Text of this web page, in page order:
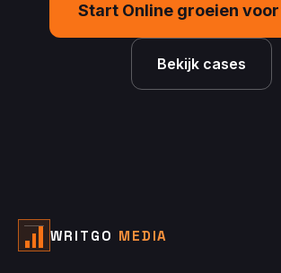
Start Online groeien
Bekijk cases
WRITGO MEDIA